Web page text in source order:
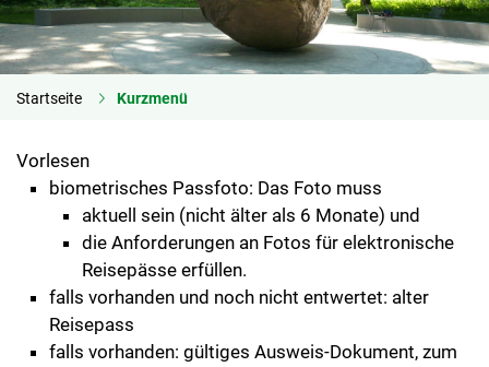
Startseite Kurzmenü
Vorlesen
biometrisches Passfoto: Das Foto muss
aktuell sein (nicht älter als 6 Monate) und
die Anforderungen an Fotos für elektronische
Reisepässe erfüllen.
falls vorhanden und noch nicht entwertet: alter
Reisepass
falls vorhanden: gültiges Ausweis-Dokument, zum